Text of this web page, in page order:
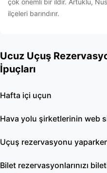
çok önemli bir ildir. Artuklu,
ilçeleri barındırır.
Ucuz Uçuş
İpuçları
Hafta içi uçun
Hava yolu şirketlerinin web
Uçuş rezervasyonu
Bilet rezervasyonlarınızı